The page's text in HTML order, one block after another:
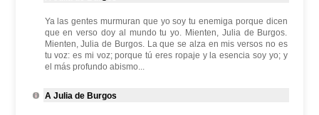
Ya las gentes murmuran que yo soy tu enemiga porque dicen
que en verso doy al mundo tu yo. Mienten, Julia de Burgos.
Mienten, Julia de Burgos. La que se alza en mis versos no es
tu voz: es mi voz; porque tú eres ropaje y la esencia soy yo; y
el más profundo abismo...
A Julia de Burgos